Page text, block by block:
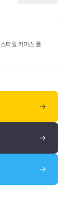
타일 커머스 플